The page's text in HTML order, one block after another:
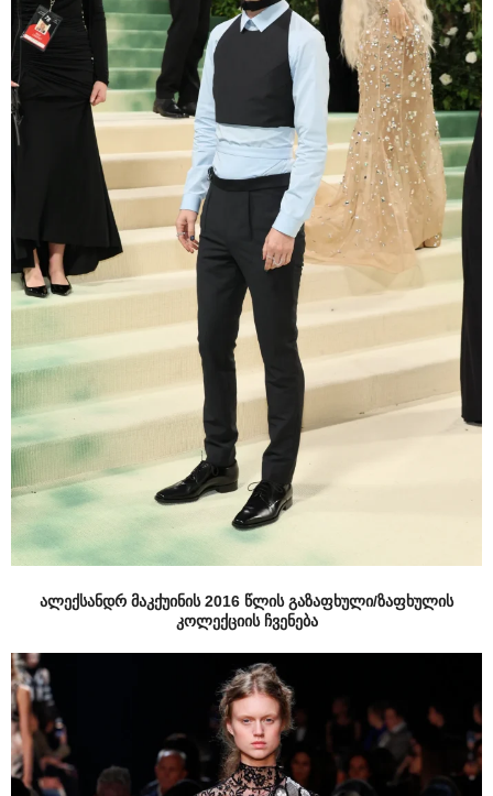
ალექსანდრ მაკქუინის 2016 წლის გაზაფხული/ზაფხულის
კოლექციის ჩვენება